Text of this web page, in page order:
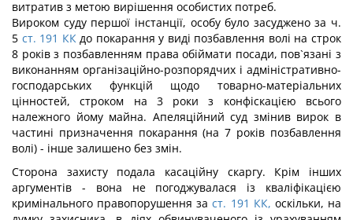
витратив з метою вирішення особистих потреб.
Вироком суду першої інстанції, особу було засуджено за ч.
5 ст. 191 ККдо покарання у виді позбавлення волі на строк
8 років з позбавленням права обіймати посади, пов`язані з
виконанням організаційно-розпорядчих і адміністративно-
господарських функцій щодо товарно-матеріальних
цінностей, строком на 3 роки з конфіскацією всього
належного йому майна. Апеляційний суд змінив вирок в
частині призначення покарання (на 7 років позбавлення
волі) - інше залишено без змін.
Сторона захисту подала касаційну скаргу. Крім інших
аргументів - вона не погоджувалася із кваліфікацією
кримінального правопорушення заст. 191 КК, оскільки, на